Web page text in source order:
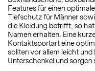
Features für einen
Tiefschutz für Männer
die Kleidung betrifft, so
Namen erhalten. Eine
Kontaktsportart eine
sollten vor allem leicht und
Unterschenkel und sorgen